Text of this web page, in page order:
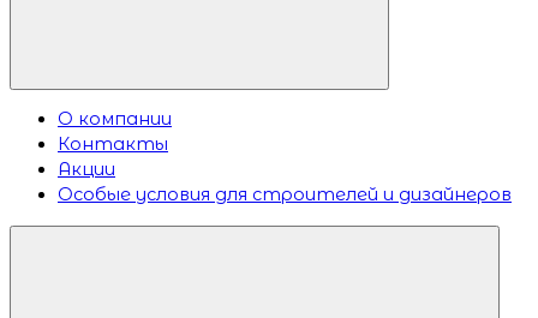
О компании
Контакты
Акции
Особые условия для строителей и дизайнеров